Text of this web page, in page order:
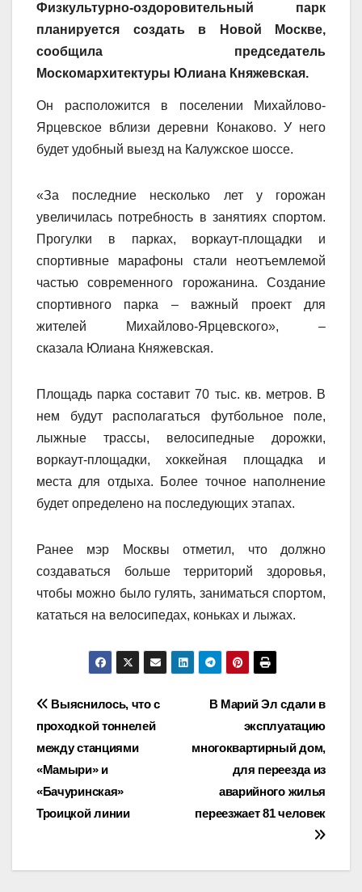
Физкультурно-оздоровительный парк
планируется создать в Новой Москве,
сообщила председатель
Москомархитектуры Юлиана Княжевская.
Он расположится в поселении Михайлово-
Ярцевское вблизи деревни Конаково. У него
будет удобный выезд на Калужское шоссе.
«За последние несколько лет у горожан
увеличилась потребность в занятиях спортом.
Прогулки в парках, воркаут-площадки и
спортивные марафоны стали неотъемлемой
частью современного горожанина. Создание
спортивного парка – важный проект для
жителей Михайлово-Ярцевского», –
сказала Юлиана Княжевская.
Площадь парка составит 70 тыс. кв. метров. В
нем будут располагаться футбольное поле,
лыжные трассы, велосипедные дорожки,
воркаут-площадки, хоккейная площадка и
места для отдыха. Более точное наполнение
будет определено на последующих этапах.
Ранее мэр Москвы отметил, что должно
создаваться больше территорий здоровья,
чтобы можно было гулять, заниматься спортом,
кататься на велосипедах, коньках и лыжах.
Навигация
по
записям
В Марий Эл сдали в
эксплуатацию
многоквартирный дом,
для переезда из
аварийного жилья
переезжает 81 человек
Выяснилось, что с
проходкой тоннелей
между станциями
«Мамыри» и
«Бачуринская»
Троицкой линии